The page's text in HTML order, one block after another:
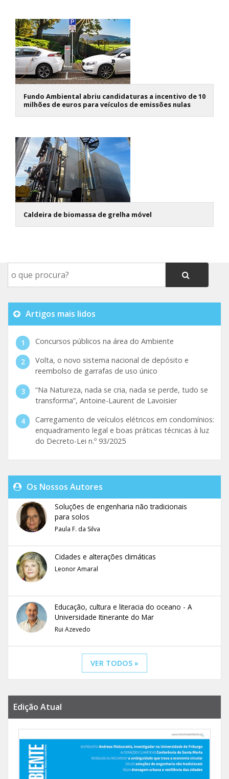
Fundo Ambiental abriu candidaturas a incentivo de 10
milhões de euros para veículos de emissões nulas
Caldeira de biomassa de grelha móvel
Artigos mais lidos
Concursos públicos na área do Ambiente
Volta, o novo sistema nacional de depósito e
reembolso de garrafas de uso único
“Na Natureza, nada se cria, nada se perde, tudo se
transforma”, Antoine-Laurent de Lavoisier
Carregamento de veículos elétricos em condomínios:
enquadramento legal e boas práticas técnicas à luz
do Decreto-Lei n.º 93/2025
Os Nossos Autores
Soluções de engenharia não tradicionais
para solos
Paula F. da Silva
Cidades e alterações climáticas
Leonor Amaral
Educação, cultura e literacia do oceano - A
Universidade Itinerante do Mar
Rui Azevedo
VER TODOS »
Edição Atual